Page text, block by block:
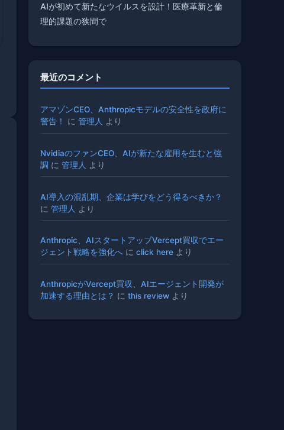
AIが初めて新たなウイルスを設計！医療革新と倫
理的課題の狭間で
最近のコメント
アマゾンCEO、Anthropicモデルの安全性を政府に
警告！
に 管理人 より
NvidiaのファンCEO、AIが新たな雇用を生むと強
調 に 管理人 より
AI導入の混乱期、企業は学びをどう得るべきか？
に 管理人 より
Anthropic、AIスタートアップVercept買収でエー
ジェント戦略を強化へ に click here より
AnthropicがVercept買収、AIエージェント開発が
加速する理由とは？ に this review より